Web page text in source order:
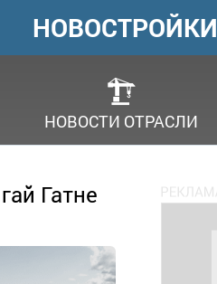
НОВОСТИ ОТРАСЛИ
НОВОСТРОЙКИ
Гатне